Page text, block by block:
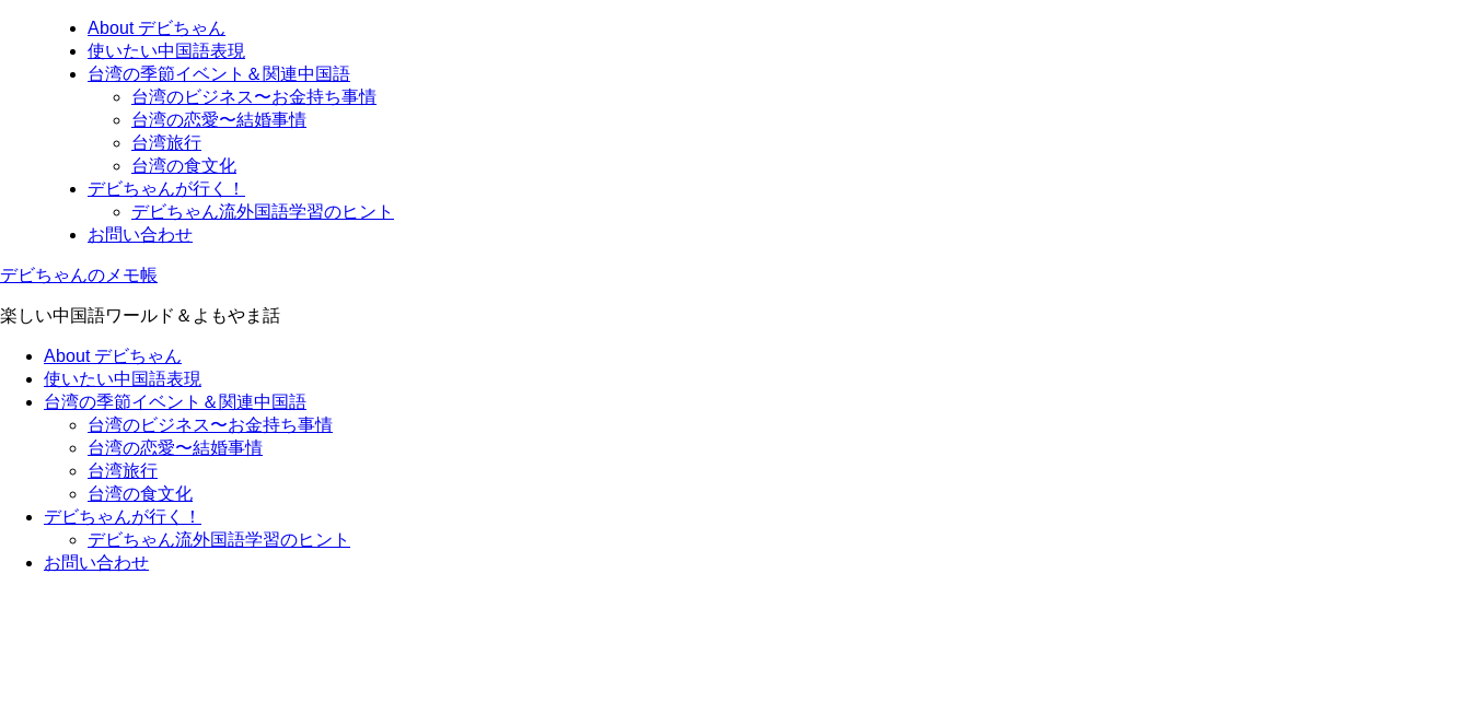
About デビちゃん
使いたい中国語表現
台湾の季節イベント＆関連中国語
台湾のビジネス〜お金持ち事情
台湾の恋愛〜結婚事情
台湾旅行
台湾の食文化
デビちゃんが行く！
デビちゃん流外国語学習のヒント
お問い合わせ
デビちゃんのメモ帳
楽しい中国語ワールド＆よもやま話
About デビちゃん
使いたい中国語表現
台湾の季節イベント＆関連中国語
台湾のビジネス〜お金持ち事情
台湾の恋愛〜結婚事情
台湾旅行
台湾の食文化
デビちゃんが行く！
デビちゃん流外国語学習のヒント
お問い合わせ